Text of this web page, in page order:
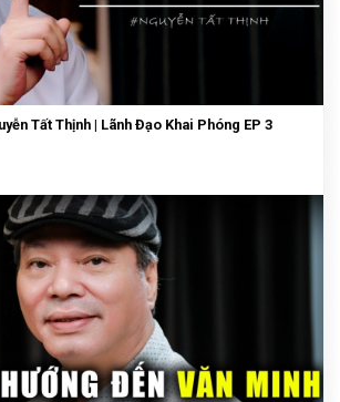
Tất Thịnh | Lãnh Đạo Khai Phóng EP 3